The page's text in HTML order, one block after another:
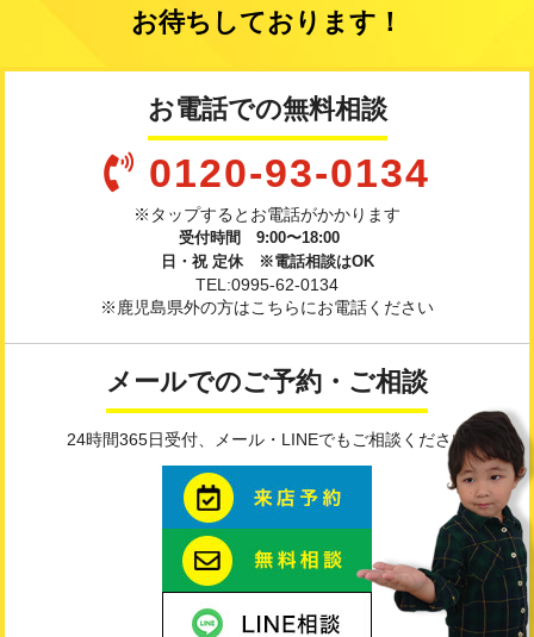
お待ちしております！
お電話での無料相談
0120-93-0134
※タップするとお電話がかかります
受付時間 9:00〜18:00
日・祝 定休 ※電話相談はOK
TEL:0995-62-0134
※鹿児島県外の方はこちらにお電話ください
メールでのご予約・ご相談
24時間365日受付、メール・LINEでもご相談ください